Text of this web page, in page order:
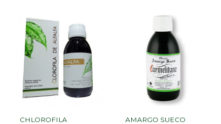
CHLOROFILA
AMARGO SUECO